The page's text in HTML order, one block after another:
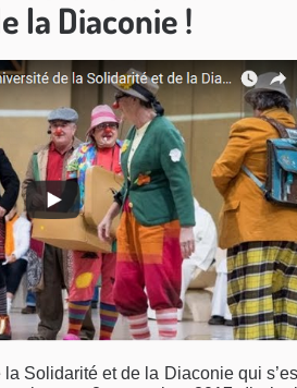
la Diaconie !
Solidarité et de la Diaconie qui